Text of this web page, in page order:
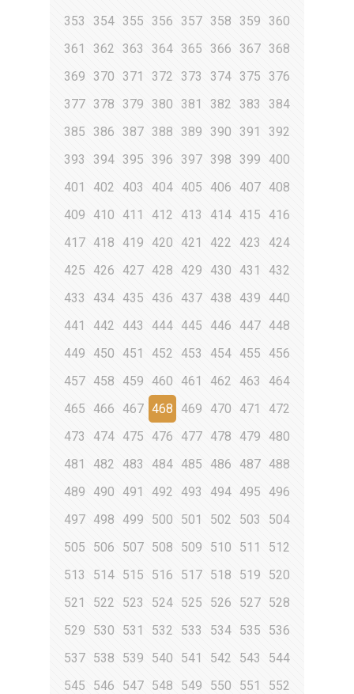
353
354 355 356 357 358 359 360
361
362 363 364 365 366 367 368
369
370 371 372 373 374 375 376
377 378 379 380 381 382 383
384
385
386 387 388 389 390 391
392
393
394 395 396 397 398 399
400
401
402 403 404 405 406 407 408
409
410 411 412 413 414 415
416
417 418 419 420 421 422 423
424
425
426 427 428 429 430 431
432
433
434 435 436 437 438 439
440
441
442 443 444 445 446 447 448
449
450 451 452 453 454 455
456
457 458 459 460 461 462 463
464
465
466 467 468 469 470 471
472
473
474 475 476 477 478 479
480
481
482 483 484 485 486 487 488
489
490 491 492 493 494 495
496
497 498 499 500 501 502 503
504
505
506 507 508 509 510 511
512
513
514 515 516 517 518 519
520
521
522 523 524 525 526 527 528
529
530 531 532 533 534 535
536
537 538 539 540 541 542 543
544
545
546 547 548 549 550 551
552